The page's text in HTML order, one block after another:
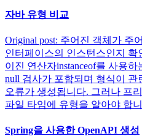
자바 유형 비교
Original post: 주어진 객체가 주
인터페이스의 인스턴스인지
이진 연산자instanceof를 사용
null 검사가 포함되며 형식이 관
오류가 생성됩니다. 그러나 프
파일 타임에 유형을 알아야 합니
Spring을 사용한 OpenAPI 생성